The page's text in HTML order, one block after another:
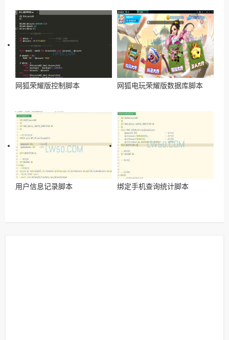
网狐荣耀版控制脚本 网狐电玩荣耀版数据库脚本
用户信息记录脚本 绑定手机查询统计脚本